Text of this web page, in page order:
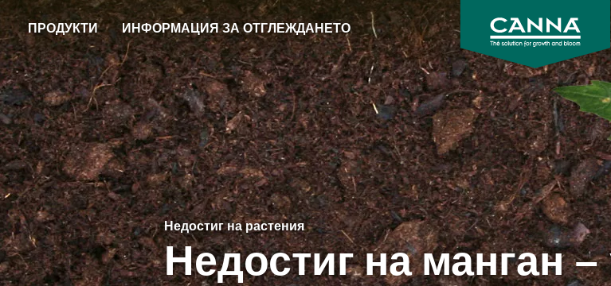
Skip
to
main
content
ПРОДУКТИ ИНФОРМАЦИЯ ЗА ОТГЛЕЖДАНЕТО
CANNA
Недостиг на растения
Недостиг на манган –